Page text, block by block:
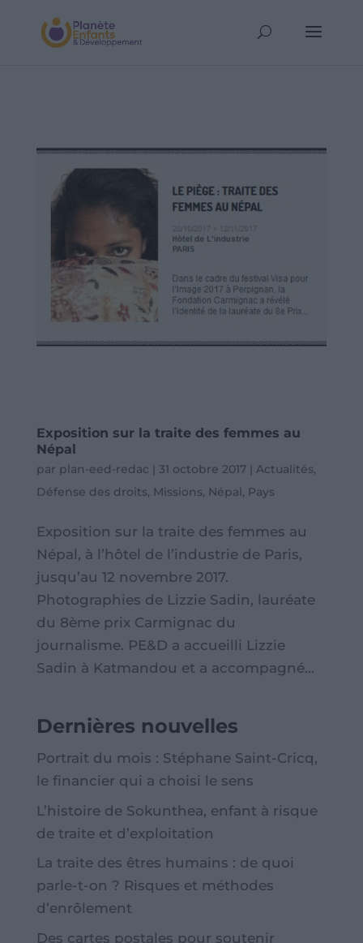
Exposition sur la traite des femmes au
Népal
par plan-eed-redac 31 octobre 2017| Actualités,
Défense des droits, Missions, Népal , Pays
Exposition sur la traite des femmes au
Népal, à l’hôtel de l’industrie de Paris,
jusqu’au 12 novembre 2017.
Photographies de Lizzie Sadin, lauréate
du 8ème prix Carmignac du
journalisme. PE&D a accueilli Lizzie
Sadin à Katmandou et a accompagné...
Dernières nouvelles
Portrait du mois : Stéphane Saint-Cricq,
le financier qui a choisi le sens
L’histoire de Sokunthea, enfant à risque
de traite et d’exploitation
La traite des êtres humains : de quoi
parle-t-on ? Risques et méthodes
d’enrôlement
Des cartes postales pour soutenir